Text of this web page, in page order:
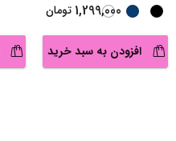
1,299,000 تومان
افزودن به سبد خرید